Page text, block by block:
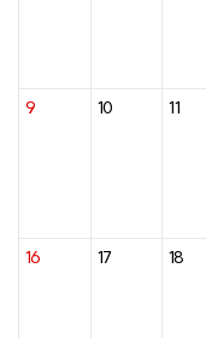
9 10 11
16 17 18